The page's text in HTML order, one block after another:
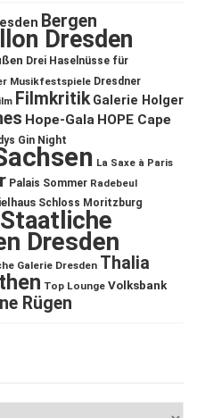
Bergen
Dresden
Drei Haselnüsse für
Musikfestspiele Dresdner
Filmkritik Galerie Holger
Hope-Gala HOPE Cape
Gin Night
La Saxe à Paris
Palais Sommer Radebeul
Schloss Moritzburg
Staatliche
Dresden
Galerie Dresden Thalia
Top Lounge Volksbank
Rügen